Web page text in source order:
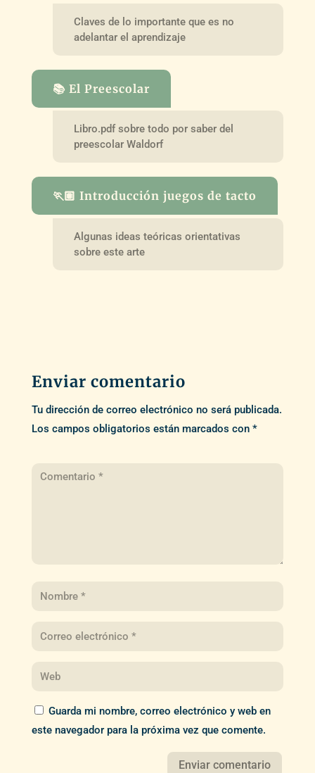
Claves de lo importante que es no
adelantar el aprendizaje
📚 El Preescolar
Libro.pdf sobre todo por saber del
preescolar Waldorf
🏃🏽 Introducción juegos de tacto
Algunas ideas teóricas orientativas
sobre este arte
Enviar comentario
Tu dirección de correo electrónico no será publicada.
Los campos obligatorios están marcados con *
Guarda mi nombre, correo electrónico y web en
este navegador para la próxima vez que comente.